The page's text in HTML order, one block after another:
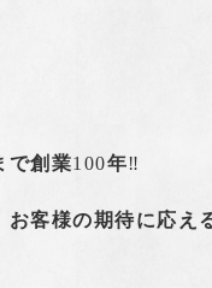
で創業100年‼️
お客様の期待に応え